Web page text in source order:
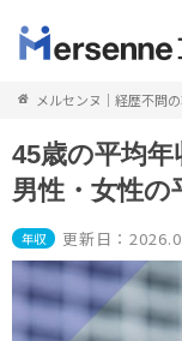
メルセンヌ｜経歴不問
45歳の平均
男性・女性の
年収 更新日：